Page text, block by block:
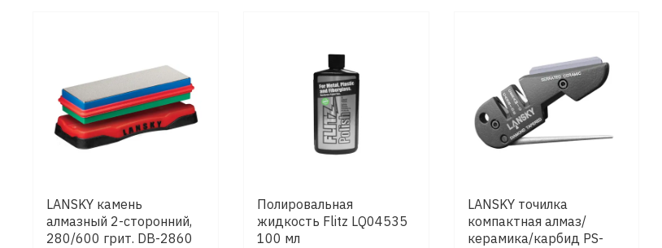
LANSKY камень
алмазный 2-сторонний,
280/600 грит. DB-2860
Полировальная
жидкость Flitz LQ04535
100 мл
LANSKY точилка
компактная алмаз/
керамика/карбид PS-